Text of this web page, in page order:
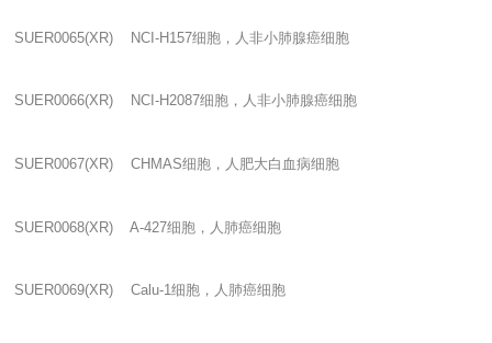
SUER0065(XR) NCI-H157细胞，人非小肺腺癌细胞
SUER0066(XR) NCI-H2087细胞，人非小肺腺癌细胞
SUER0067(XR) CHMAS细胞，人肥大白血病细胞
SUER0068(XR) A-427细胞，人肺癌细胞
SUER0069(XR) Calu-1细胞，人肺癌细胞